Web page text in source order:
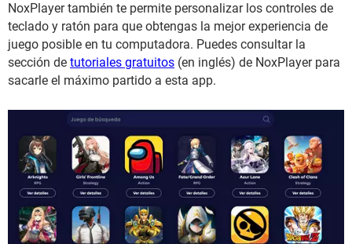
NoxPlayer también te permite personalizar los controles de
teclado y ratón para que obtengas la mejor experiencia de
juego posible en tu computadora. Puedes consultar la
sección de tutoriales gratuitos (en inglés) de NoxPlayer para
sacarle el máximo partido a esta app.